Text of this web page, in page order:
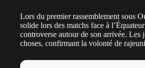
Lors du premier rassemblement sous
solide lors des matchs face à
controverse autour de son arrivée. Les
choses, confirmant la volonté de